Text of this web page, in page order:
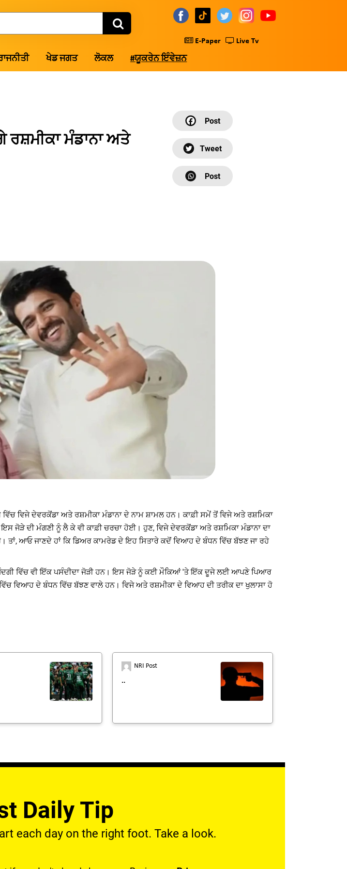
E-Paper Live Tv
ਖੇਡ ਜਗਤ ਲੋਕਲ #ਯੂਕਰੇਨ ਇੰਵੇਜ਼ਨ
ਮੰਡਾਨਾ ਅਤੇ
ਵਿਜੇ ਦੇਵਰਕੋਂਡਾ ਅਤੇ ਰਸ਼ਮੀਕਾ ਮੰਡਾਨਾ ਦੇ ਨਾਮ ਸ਼ਾਮਲ ਹਨ। ਕਾਫ਼ੀ ਸਮੇਂ ਤੋਂ ਵਿਜੇ ਅਤੇ ਰਸ਼ਮਿਕਾ
ਜੋੜੇ ਦੀ ਮੰਗਣੀ ਨੂੰ ਲੈ ਕੇ ਵੀ ਕਾਫ਼ੀ ਚਰਚਾ ਹੋਈ। ਹੁਣ, ਵਿਜੇ ਦੇਵਰਕੋਂਡਾ ਅਤੇ ਰਸ਼ਮਿਕਾ ਮੰਡਾਨਾ ਦਾ
ਆਓ ਜਾਣਦੇ ਹਾਂ ਕਿ ਡਿਅਰ ਕਾਮਰੇਡ ਦੇ ਇਹ ਸਿਤਾਰੇ ਕਦੋਂ ਵਿਆਹ ਦੇ ਬੰਧਨ ਵਿੱਚ ਬੱਝਣ ਜਾ ਰਹੇ
ਵਿੱਚ ਵੀ ਇੱਕ ਪਸੰਦੀਦਾ ਜੋੜੀ ਹਨ। ਇਸ ਜੋੜੇ ਨੂੰ ਕਈ ਮੌਕਿਆਂ 'ਤੇ ਇੱਕ ਦੂਜੇ ਲਈ ਆਪਣੇ ਪਿਆਰ
ਵਿਆਹ ਦੇ ਬੰਧਨ ਵਿੱਚ ਬੱਝਣ ਵਾਲੇ ਹਨ। ਵਿਜੇ ਅਤੇ ਰਸ਼ਮੀਕਾ ਦੇ ਵਿਆਹ ਦੀ ਤਰੀਕ ਦਾ ਖੁਲਾਸਾ ਹੋ
NRI Post
..
Daily Tip
each day on the right foot. Take a look.